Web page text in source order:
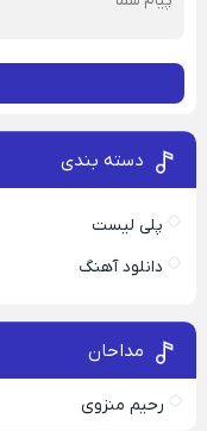
دسته بندی
پلی لیست
دانلود آهنگ
مداحان
رحیم منزوی